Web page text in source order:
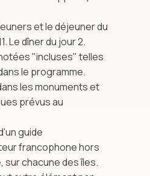
et le déjeuner du
Le dîner du jour 2.
"incluses" telles
le programme.
les monuments et
prévus au
guide
francophone hors
sur chacune des îles.